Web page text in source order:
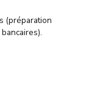
(préparation